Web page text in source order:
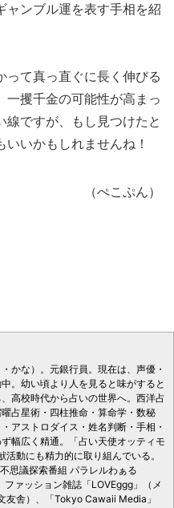
ンブル運を表す手相を紹
って真っ直ぐに長く伸びる
一攫千金の可能性が高まっ
線ですが、もし見つけたと
いかもしれませんね！
（ぺこぷん）
かな）。元銀行員。現在は、声優・
。幼い頃より人を見ると味がすると
高校時代から占いの世界へ。西洋占
占星術・四柱推命・算命学・数秘
アストロダイス・姓名判断・手相・
幅広く精通。「占い天使オッティモ
動にも精力的に取り組んでいる。
思議探索番組 パラレルわぁる
ァッション雑誌「LOVEggg」（メ
友舎）、「Tokyo Cawaii Media」